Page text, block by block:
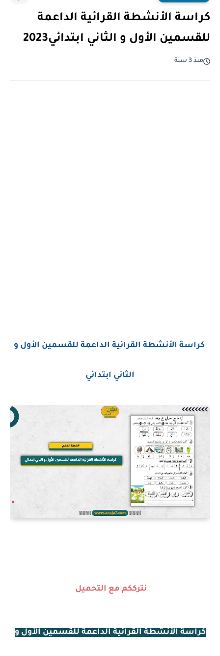
كراسة الأنشطة القرائية الداعمة
للقسمين الأول و الثاني ابتدائي2023
منذ 3 سنة
كراسة الأنشطة القرائية الداعمة للقسمين الأول و
الثاني ابتدائي
نترككم مع التحميل
كراسة الأنشطة القرائية الداعمة للقسمين الأول و